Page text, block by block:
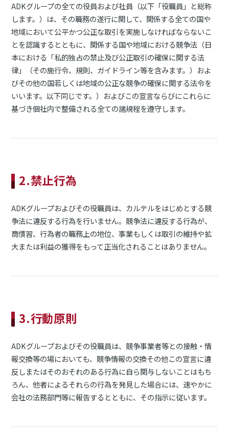
ADKグループの全ての役員および社員（以下「役職員」と総称
します。）は、その職務の遂行に関して、関係する全ての国や
地域において公平かつ公正な取引を実施しなければならないこ
とを認識するとともに、関係する国や地域における競争法（日
本における「私的独占の禁止及び公正取引の確保に関する法
律」（その施行令、規則、ガイドライン等を含みます。）およ
びその他の国若しくは地域の公正な競争の確保に関する法令を
いいます。以下同じです。）およびこの宣言ならびにこれらに
基づき個社内で整備される全ての諸規程を遵守します。
2.禁止行為
ADKグループおよびその役職員は、カルテルをはじめとする競
争法に違反する行為を行いません。競争法に違反する行為が、
商慣習、行為者の職務上の地位、事業もしくは取引の維持や拡
大または利益の獲得をもって正当化されることはありません。
3.行動原則
ADKグループおよびその役職員は、競争事業者等との接触・情
報交換等の場においても、競争情報の交換その他この宣言に違
反しまたはそのおそれのある行為に自ら関与しないことはもち
ろん、他者によるそれらの行為を発見した場合には、速やかに
会社の法務部門等に報告するとともに、その指示に従います。